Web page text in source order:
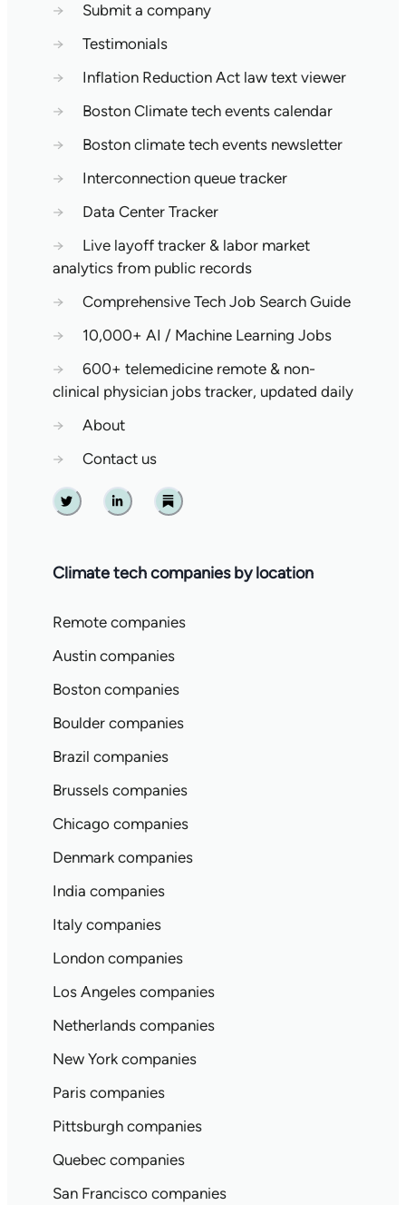
→
Submit a company
→
Testimonials
→
Inflation Reduction Act law text viewer
→
Boston Climate tech events calendar
→
Boston climate tech events newsletter
→
Interconnection queue tracker
→
Data Center Tracker
→
Live layoff tracker & labor market
analytics from public records
→
Comprehensive Tech Job Search Guide
→
10,000+ AI / Machine Learning Jobs
→
600+ telemedicine remote & non-
clinical physician jobs tracker, updated daily
→
About
→
Contact us
Twitter Linkedin Substack
Climate tech companies by location
Remote companies
Austin companies
Boston companies
Boulder companies
Brazil companies
Brussels companies
Chicago companies
Denmark companies
India companies
Italy companies
London companies
Los Angeles companies
Netherlands companies
New York companies
Paris companies
Pittsburgh companies
Quebec companies
San Francisco companies